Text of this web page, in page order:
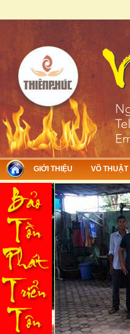
GIỚI THIỆU VÕ THUẬT